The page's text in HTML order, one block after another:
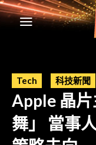
Tech 科技新聞
Apple 晶
舞」 當事